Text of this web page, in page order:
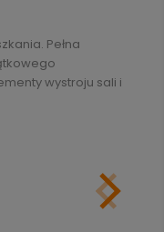
Pełna
wystroju sali i